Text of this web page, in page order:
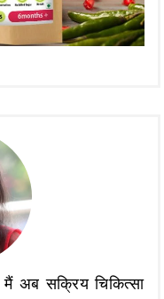
अब सक्रिय चिकित्सा